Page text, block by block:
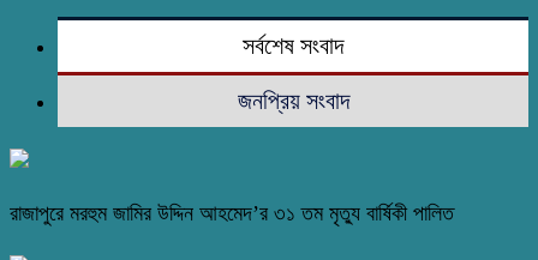
সর্বশেষ সংবাদ
জনপ্রিয় সংবাদ
রাজাপুরে মরহুম জামির উদ্দিন আহমেদ’র ৩১ তম মৃত্যু বার্ষিকী পালিত